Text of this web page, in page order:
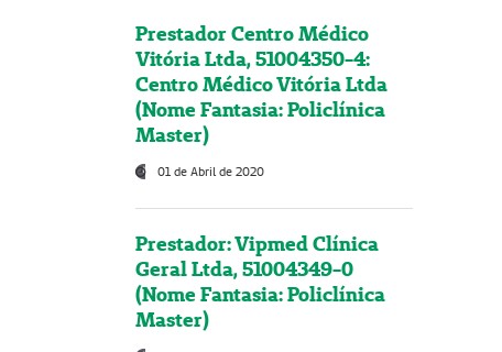
Prestador Centro Médico
Vitória Ltda, 51004350-4:
Centro Médico Vitória Ltda
(Nome Fantasia: Policlínica
Master)
01 de Abril de 2020
Prestador: Vipmed Clínica
Geral Ltda, 51004349-0
(Nome Fantasia: Policlínica
Master)